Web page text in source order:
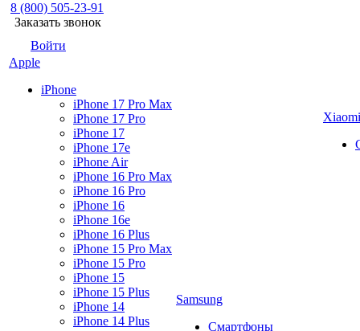
8 (800) 505-23-91
Заказать звонок
Войти
Apple
iPhone
iPhone 17 Pro Max
iPhone 17 Pro
iPhone 17
iPhone 17e
iPhone Air
iPhone 16 Pro Max
iPhone 16 Pro
iPhone 16
iPhone 16e
iPhone 16 Plus
iPhone 15 Pro Max
iPhone 15 Pro
iPhone 15
iPhone 15 Plus
iPhone 14
iPhone 14 Plus
Samsung
Смартфоны
Xiaomi